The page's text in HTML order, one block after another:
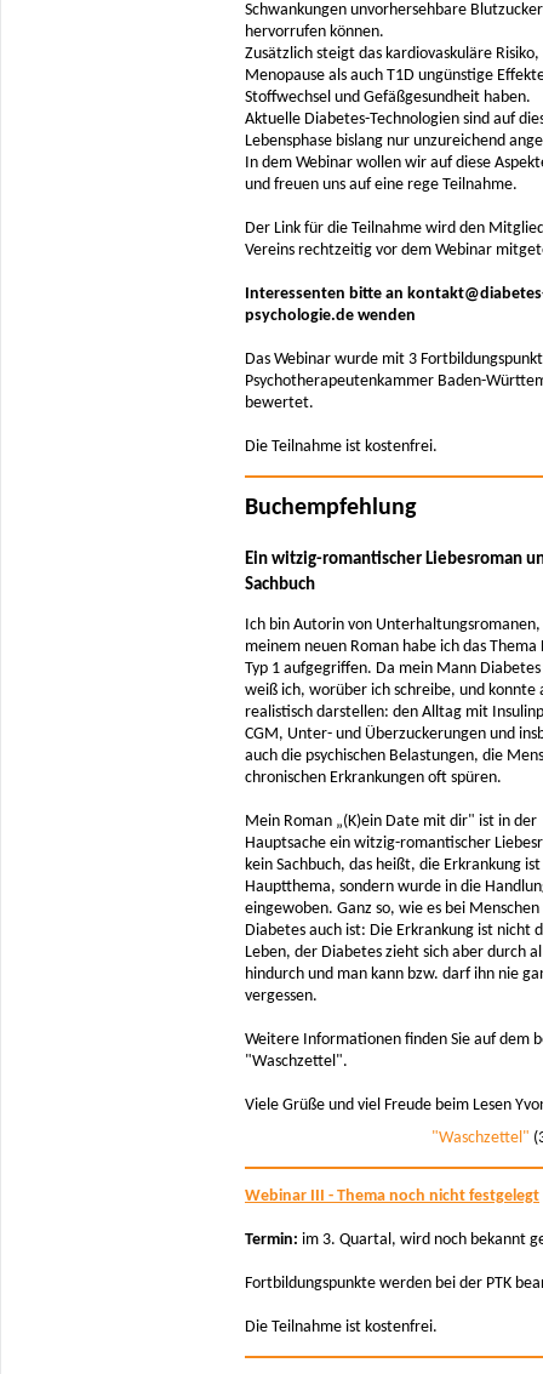
Schwankungen unvorhersehbare
hervorrufen können.
Zusätzlich steigt das kardiovaskuläre
Menopause als auch T1D ungünstige
Stoffwechsel und Gefäßgesundheit haben.
Aktuelle Diabetes-Technologien sind auf
Lebensphase bislang nur unzureichend
In dem Webinar wollen wir auf diese
und freuen uns auf eine rege Teilnahme.
Der Link für die Teilnahme wird den
Vereins rechtzeitig vor dem Webinar
Interessenten bitte an
psychologie.de wenden
Das Webinar wurde mit 3
Psychotherapeutenkammer Baden-
bewertet.
Die Teilnahme ist kostenfrei.
Buchempfehlung
Ein witzig-romantischer Liebesroman
Sachbuch
Ich bin Autorin von Unterhaltungsromanen,
meinem neuen Roman habe ich das Thema
Typ 1 aufgegriffen. Da mein Mann
weiß ich, worüber ich schreibe, und konnte
realistisch darstellen: den Alltag mit
CGM, Unter- und Überzuckerungen und
auch die psychischen Belastungen, die
chronischen Erkrankungen oft spüren.
Mein Roman „(K)ein Date mit dir" ist in der
Hauptsache ein witzig-romantischer
kein Sachbuch, das heißt, die Erkrankung
Hauptthema, sondern wurde in die
eingewoben. Ganz so, wie es bei
Diabetes auch ist: Die Erkrankung ist nicht
Leben, der Diabetes zieht sich aber durch
hindurch und man kann bzw. darf ihn nie
vergessen.
Weitere Informationen finden Sie auf dem
"Waschzettel".
Viele Grüße und viel Freude beim Lesen
"Waschzettel"
Webinar III - Thema noch nicht festgelegt
Termin: im 3. Quartal, wird noch bekannt
Fortbildungspunkte werden bei der PTK
Die Teilnahme ist kostenfrei.